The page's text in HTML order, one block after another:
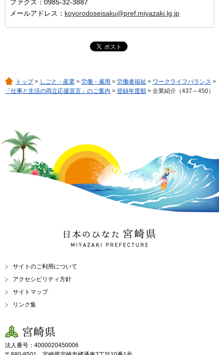
ファクス：0985-32-3887
メールアドレス： koyorodoseisaku@pref.miyazaki.lg.jp
トップ> しごと・産業 > 労働・雇用 > 労働者福祉 > ワークライフバランス >
「仕事と生活の両立応援宣言」のご案内 > 登録年度順 > 企業紹介（437～450）
日本のひなた 宮崎県
MIYAZAKI PREFECTURE
サイトのご利用について
アクセシビリティ方針
サイトマップ
リンク集
宮崎県
法人番号：4000020450006